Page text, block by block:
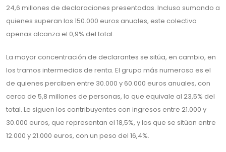
24,6 millones de declaraciones presentadas. Incluso sumando a
quienes superan los 150.000 euros anuales, este colectivo
apenas alcanza el 0,9% del total.
La mayor concentración de declarantes se sitúa, en cambio, en
los tramos intermedios de renta. El grupo más numeroso es el
de quienes perciben entre 30.000 y 60.000 euros anuales, con
cerca de 5,8 millones de personas, lo que equivale al 23,5% del
total. Le siguen los contribuyentes con ingresos entre 21.000 y
30.000 euros, que representan el 18,5%, y los que se sitúan entre
12.000 y 21.000 euros, con un peso del 16,4%.